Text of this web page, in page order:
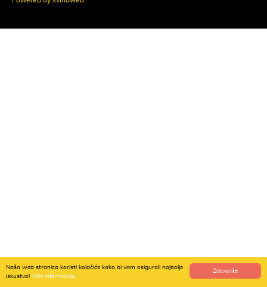
Zatvorite
Naša web stranica koristi kolačiće kako bi vam osigurali najbolje
iskustvo! Više informacija